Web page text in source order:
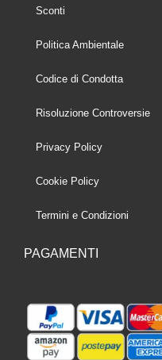
Sconti
Politica Ambientale
Codice di Condotta
Risoluzione Controversie
Privacy Policy
Cookie Policy
Termini e Condizioni
PAGAMENTI